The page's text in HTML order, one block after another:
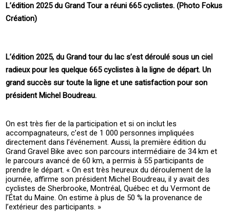
L’édition 2025 du Grand Tour a réuni 665 cyclistes. (Photo Fokus
Création)
L’édition 2025, du Grand tour du lac s’est déroulé sous un ciel
radieux pour les quelque 665 cyclistes à la ligne de départ. Un
grand succès sur toute la ligne et une satisfaction pour son
président Michel Boudreau.
On est très fier de la participation et si on inclut les
accompagnateurs, c’est de 1 000 personnes impliquées
directement dans l’événement. Aussi, la première édition du
Grand Gravel Bike avec son parcours intermédiaire de 34 km et
le parcours avancé de 60 km, a permis à 55 participants de
prendre le départ. « On est très heureux du déroulement de la
journée, affirme son président Michel Boudreau, il y avait des
cyclistes de Sherbrooke, Montréal, Québec et du Vermont de
l’État du Maine. On estime à plus de 50 % la provenance de
l’extérieur des participants. »